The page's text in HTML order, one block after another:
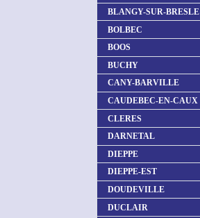
BLANGY-SUR-BRESLE
BOLBEC
BOOS
BUCHY
CANY-BARVILLE
CAUDEBEC-EN-CAUX
CLERES
DARNETAL
DIEPPE
DIEPPE-EST
DOUDEVILLE
DUCLAIR